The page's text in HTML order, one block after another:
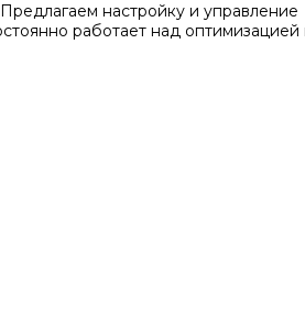
настройку и управление
работает над оптимизацией